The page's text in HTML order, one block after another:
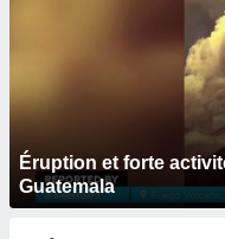
Éruption et forte
Guatemala